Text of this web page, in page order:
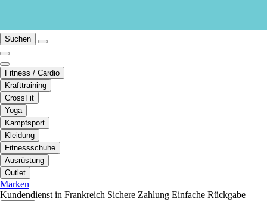
Suchen
Fitness / Cardio
Krafttraining
CrossFit
Yoga
Kampfsport
Kleidung
Fitnessschuhe
Ausrüstung
Outlet
Marken
Kundendienst in Frankreich Sichere Zahlung Einfache Rückgabe